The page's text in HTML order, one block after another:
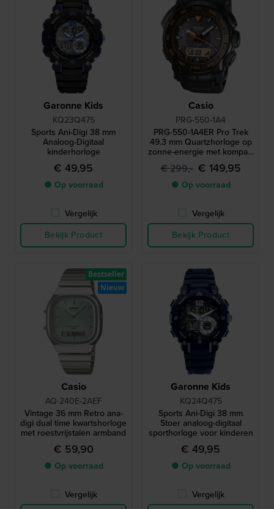
Garonne Kids
KQ23Q475
Sports Ani-Digi 38 mm
Analoog-Digitaal
kinderhorloge
€ 49,95
● Op voorraad
Vergelijk
Bekijk Product
Casio
PRG-550-1A4
PRG-550-1A4ER Pro Trek
49.3 mm Quartzhorloge op
zonne-energie met kompas,
barometer, thermometer en
hoogtemeter
€ 299,- € 149,95
● Op voorraad
Vergelijk
Bekijk Product
Casio
AQ-240E-2AEF
Vintage 36 mm Retro ana-
digi dual time kwartshorloge
met roestvrijstalen armband
€ 59,90
● Op voorraad
Vergelijk
Bestseller
Nieuw
Garonne Kids
KQ24Q475
Sports Ani-Digi 38 mm
Stoer analoog-digitaal
sporthorloge voor kinderen
€ 49,95
● Op voorraad
Vergelijk